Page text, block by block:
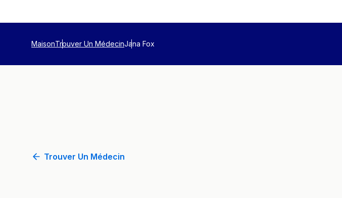
MaisonTrouver Un MédecinJana Fox
Trouver Un Médecin